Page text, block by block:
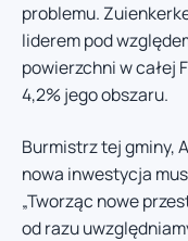
problemu.
liderem pod
powierzchni w całej
4,2% jego obszaru.
Burmistrz tej gminy,
nowa inwestycja
„Tworząc nowe
od razu